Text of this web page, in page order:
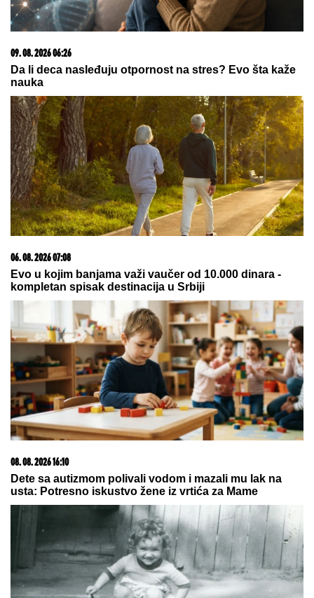
15. 07. 2026 07:44
Većina građana izgubi novac pre nego što stigne na
letovanje - ovih 7 troškova skoro niko ne planira
23. 07. 2026 12:47
Letnje večeri u gradu više nisu rezervisane za vikend:
Zašto sve više ljudi bira večeru koja se spontano
pretvori u druženje
09. 08. 2026 06:24
Mame, danas ne čistimo kuću. Poštujemo Svetog
Panteliju